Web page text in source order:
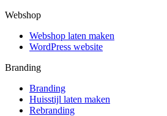
Webshop
Webshop laten maken
WordPress website
Branding
Branding
Huisstijl laten maken
Rebranding